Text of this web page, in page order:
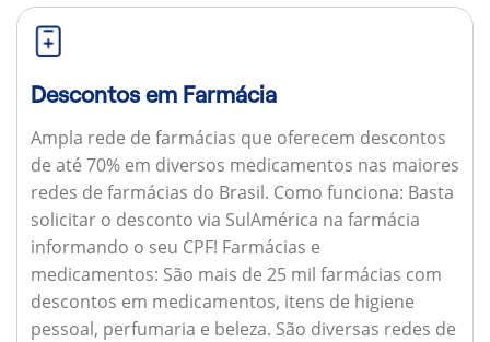
Descontos em Farmácia
Ampla rede de farmácias que oferecem descontos
de até 70% em diversos medicamentos nas maiores
redes de farmácias do Brasil. Como funciona: Basta
solicitar o desconto via SulAmérica na farmácia
informando o seu CPF! Farmácias e
medicamentos: São mais de 25 mil farmácias com
descontos em medicamentos, itens de higiene
pessoal, perfumaria e beleza. São diversas redes de